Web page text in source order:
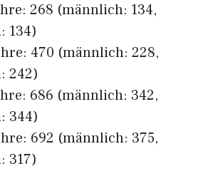
268 (männlich: 134,
134)
470 (männlich: 228,
242)
686 (männlich: 342,
344)
692 (männlich: 375,
317)